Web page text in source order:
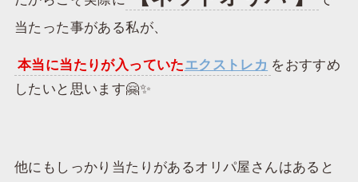
当たった事がある私が、
本当に当たりが入っていたエクストレカ をおすすめ
したいと思います🤗✨
他にもしっかり当たりがあるオリパ屋さんはあると